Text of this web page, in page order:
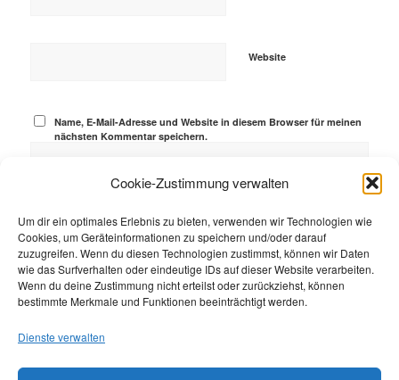
Cookie-Zustimmung verwalten
Um dir ein optimales Erlebnis zu bieten, verwenden wir Technologien wie
Cookies, um Geräteinformationen zu speichern und/oder darauf
zuzugreifen. Wenn du diesen Technologien zustimmst, können wir Daten
wie das Surfverhalten oder eindeutige IDs auf dieser Website verarbeiten.
Wenn du deine Zustimmung nicht erteilst oder zurückziehst, können
bestimmte Merkmale und Funktionen beeinträchtigt werden.
Dienste verwalten
Website
Name, E-Mail-Adresse und Website in diesem Browser für meinen
nächsten Kommentar speichern.